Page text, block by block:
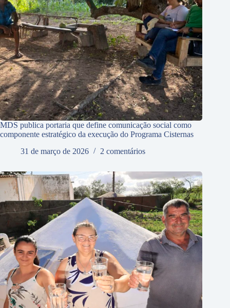
MDS publica portaria que define comunicação social como
componente estratégico da execução do Programa Cisternas
31 de março de 2026
2 comentários